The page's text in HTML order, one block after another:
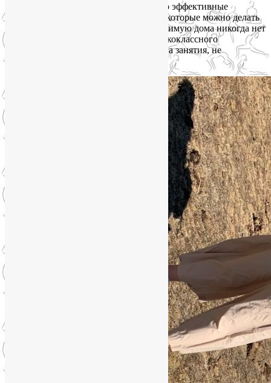
но и состояние кожи лица. Простые, но эффективные
упражнения против морщин и отеков, которые можно делать
и дома самостоятельно. Но на себя любимую дома никогда нет
времени)))) Рекомендую Лию как высококлассного
специалиста ЛФК и йоги. Приходите на занятия, не